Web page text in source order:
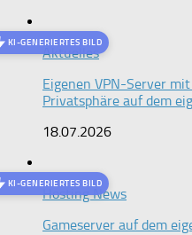
KI-GENERIERTES BILD
Aktuelles
Eigenen VPN-Server
Privatsphäre auf dem
18.07.2026
KI-GENERIERTES BILD
Hosting News
Gameserver auf dem